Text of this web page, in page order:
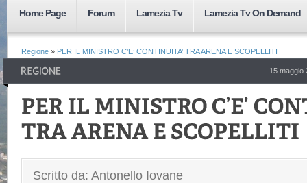
Home Page Forum Lamezia Tv Lamezia Tv On Demand
Regione » PER IL MINISTRO C’E’ CONTINUITA’ TRA ARENA E SCOPELLITI
15 maggio
Scritto da: Antonello Iovane